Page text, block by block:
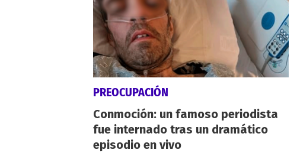
PREOCUPACIÓN
Conmoción: un famoso periodista
fue internado tras un dramático
episodio en vivo